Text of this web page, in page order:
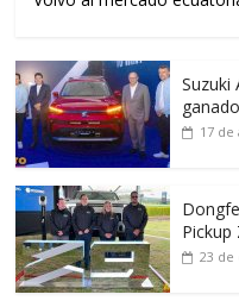
Suzuki
17 de
Pickup
23 de